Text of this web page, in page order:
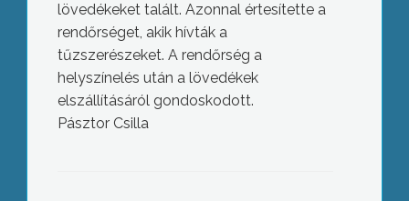
lövedékeket talált. Azonnal értesítette a
rendőrséget, akik hívták a
tűzszerészeket. A rendőrség a
helyszínelés után a lövedékek
elszállításáról gondoskodott.
Pásztor Csilla